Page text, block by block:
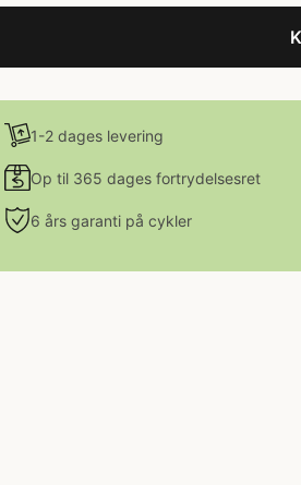
1-2 dages levering
Op til 365 dages fortrydelsesret
6 års garanti på cykler